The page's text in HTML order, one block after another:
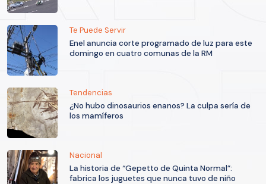
Te Puede Servir
Enel anuncia corte programado de luz para este
domingo en cuatro comunas de la RM
Tendencias
¿No hubo dinosaurios enanos? La culpa sería de
los mamíferos
Nacional
La historia de “Gepetto de Quinta Normal”:
fabrica los juguetes que nunca tuvo de niño